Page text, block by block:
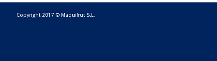
Copyright 2017 © Maquifrut S.L.